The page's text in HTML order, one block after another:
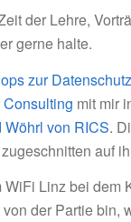
der Lehre,
gerne halte.
zur
mit mir
Wöhrl von RICS.
auf
Linz bei dem
der Partie bin,